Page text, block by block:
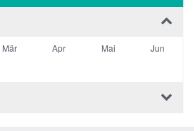
Mär Apr Mai
Jun